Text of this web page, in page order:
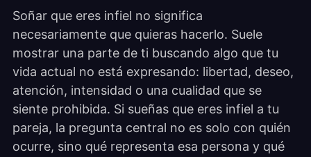
Soñar que eres infiel no significa
necesariamente que quieras hacerlo. Suele
mostrar una parte de ti buscando algo que tu
vida actual no está expresando: libertad, deseo,
atención, intensidad o una cualidad que se
siente prohibida. Si sueñas que eres infiel a tu
pareja, la pregunta central no es solo con quién
ocurre, sino qué representa esa persona y qué